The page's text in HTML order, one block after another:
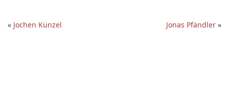
« Jochen Künzel Jonas Pfändler »